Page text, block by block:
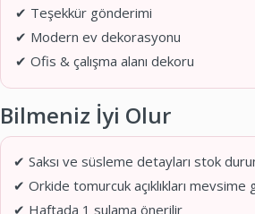
✔ Teşekkür gönderimi
✔ Modern ev dekorasyonu
✔ Ofis & çalışma alanı dekoru
Bilmeniz İyi Olur
✔ Saksı ve süsleme detayları stok
✔ Orkide tomurcuk açıklıkları mevsime
✔ Haftada 1 sulama önerilir